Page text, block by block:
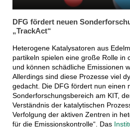
DFG fördert neuen
„TrackAct“
Heterogene Katalysatoren aus
partikeln spielen eine große Rolle in
und können schädliche Emissionen
Allerdings sind diese Prozesse viel
gedacht. Die DFG fördert nun einen
Sonderforschungsbereich am KIT,
Verständnis der katalytischen
Verfolgung der aktiven Zentren in
für die Emissionskontrolle“. Das